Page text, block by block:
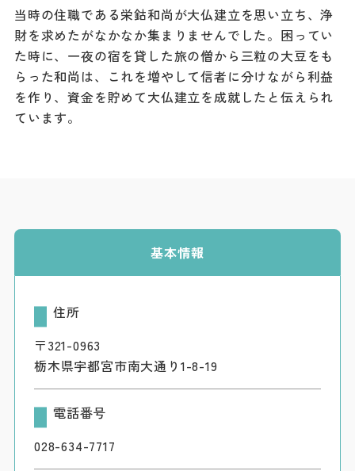
当時の住職である栄鈷和尚が大仏建立を思い立ち、浄
財を求めたがなかなか集まりませんでした。困ってい
た時に、一夜の宿を貸した旅の僧から三粒の大豆をも
らった和尚は、これを増やして信者に分けながら利益
を作り、資金を貯めて大仏建立を成就したと伝えられ
ています。
基本情報
住所
〒321-0963
栃木県宇都宮市南大通り1-8-19
電話番号
028-634-7717
パンフレット
ダウンロード
お問い合わせ